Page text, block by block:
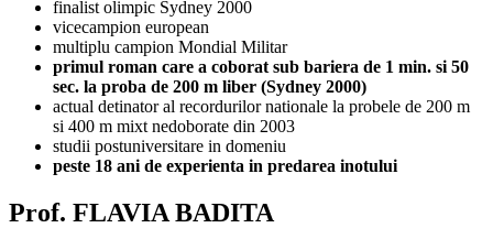
finalist olimpic Sydney 2000
vicecampion european
multiplu campion Mondial Militar
primul roman care a coborat sub bariera de 1 min. si 50
sec. la proba de 200 m liber (Sydney 2000)
actual detinator al recordurilor nationale la probele de 200 m
si 400 m mixt nedoborate din 2003
studii postuniversitare in domeniu
peste 18 ani de experienta in predarea inotului
Prof. FLAVIA BADITA